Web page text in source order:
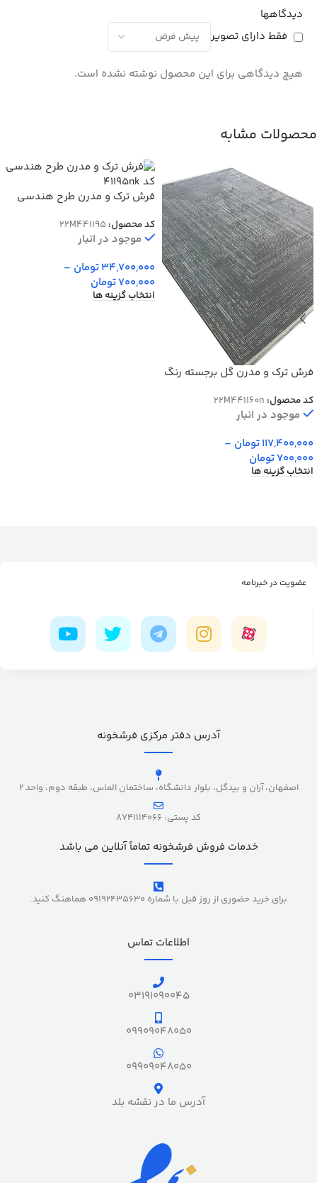
دیدگاهها
فقط دارای تصویر
هیچ دیدگاهی برای این محصول نوشته نشده است.
محصولات مشابه
فرش ترک و مدرن گل برجسته رنگ
کد محصول: 22M441160n
موجود در انبار
117,400,000تومان –
700,000تومان
انتخاب گزینه ها
فرش ترک و مدرن طرح هندسی
کد محصول:22M441195
موجود در انبار
34,700,000تومان –
700,000تومان
انتخاب گزینه ها
عضویت در خبرنامه
آدرس دفتر مرکزی فرشخونه
اصفهان، آران و بیدگل، بلوار دانشگاه، ساختمان الماس، طبقه دوم، واحد 2
کد پستی: 8741114066
خدمات فروش فرشخونه تماماً آنلاین می باشد
برای خرید حضوری از روز قبل با شماره 09192435630 هماهنگ کنید.
اطلاعات تماس
03191090045
09909048050
09909048050
آدرس ما در نقشه بلد